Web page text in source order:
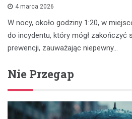
4 marca 2026
W nocy, około godziny 1:20, w
do incydentu, który mógł zakończyć
prewencji, zauważając niepewny…
Nie Przegap